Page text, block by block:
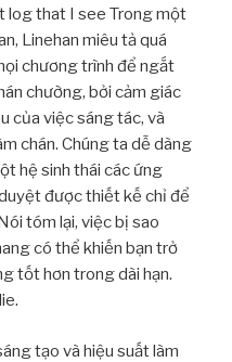
log that I see Trong một
Linehan miêu tả quá
chương trình để ngắt
chường, bởi cảm giác
của việc sáng tác, và
chán. Chúng ta dễ dàng
hệ sinh thái các ứng
được thiết kế chỉ để
tóm lại, việc bị sao
có thể khiến bạn trở
tốt hơn trong dài hạn.
tạo và hiệu suất làm